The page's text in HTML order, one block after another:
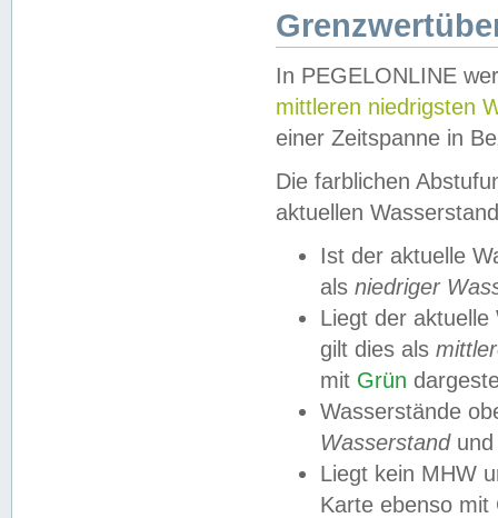
In PEGELONLINE
mittleren niedrigsten
einer Zeitspanne in
Die farblichen
aktuellen
Ist der aktuelle
als niedriger
Liegt der
gilt dies als
mit Grün
Wasserstände
Wasserstandund
Liegt kein MHW
Karte ebenso mit